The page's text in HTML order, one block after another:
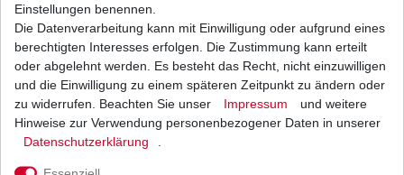
Neue
CDI Zündbox Steuerbox
Blackbox Steuerteil
Steuermodul
aus dem Zubehör
Einstellungen benennen.
Die Datenverarbeitung kann mit Einwilligung oder aufgrund eines
berechtigten Interesses erfolgen. Die Zustimmung kann erteilt
oder abgelehnt werden. Es besteht das Recht, nicht einzuwilligen
und die Einwilligung zu einem späteren Zeitpunkt zu ändern oder
zu widerrufen. Beachten Sie unser
Impressum
und weitere
Hinweise zur Verwendung personenbezogener Daten in unserer
Daten­schutz­erklärung